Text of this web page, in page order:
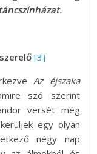
[3]
Az éjszaka
szó szerint
versét még
egy olyan
négy nap